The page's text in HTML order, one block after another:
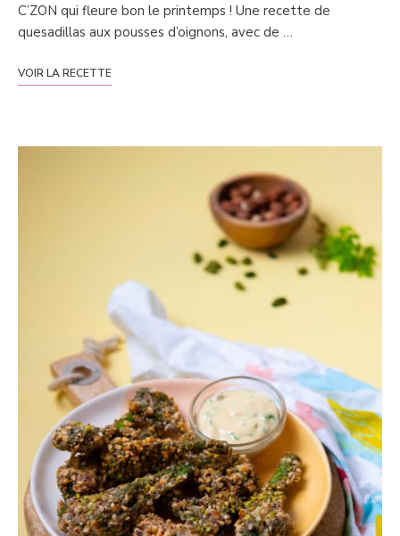
C’ZON qui fleure bon le printemps ! Une recette de
quesadillas aux pousses d’oignons, avec de …
VOIR LA RECETTE